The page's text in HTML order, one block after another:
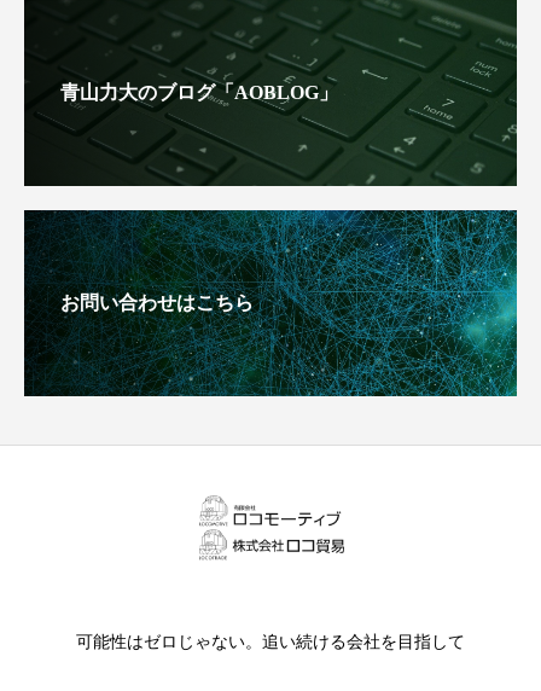
青山力大のブログ「AOBLOG」
お問い合わせはこちら
可能性はゼロじゃない。追い続ける会社を目指して